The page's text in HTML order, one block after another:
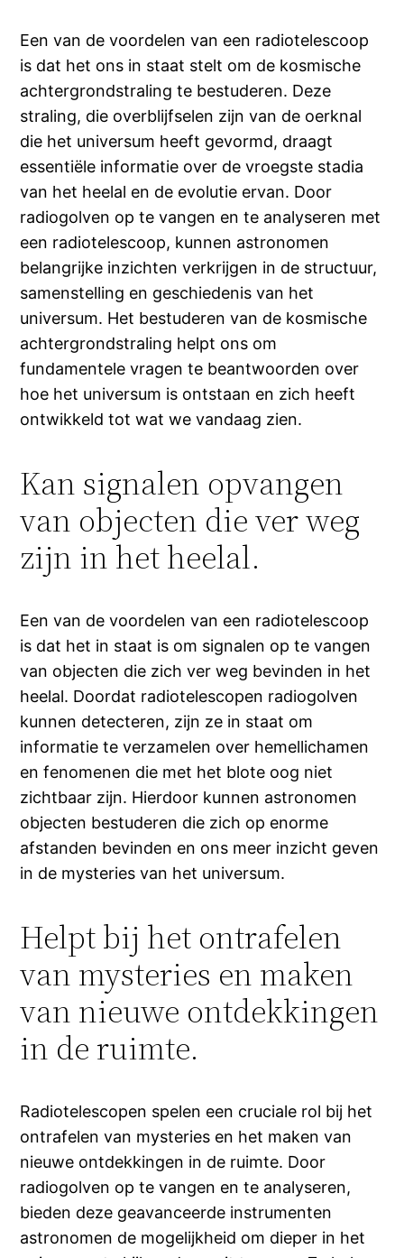
Een van de voordelen van een radiotelescoop
is dat het ons in staat stelt om de kosmische
achtergrondstraling te bestuderen. Deze
straling, die overblijfselen zijn van de oerknal
die het universum heeft gevormd, draagt
essentiële informatie over de vroegste stadia
van het heelal en de evolutie ervan. Door
radiogolven op te vangen en te analyseren met
een radiotelescoop, kunnen astronomen
belangrijke inzichten verkrijgen in de structuur,
samenstelling en geschiedenis van het
universum. Het bestuderen van de kosmische
achtergrondstraling helpt ons om
fundamentele vragen te beantwoorden over
hoe het universum is ontstaan en zich heeft
ontwikkeld tot wat we vandaag zien.
Kan signalen opvangen
van objecten die ver weg
zijn in het heelal.
Een van de voordelen van een radiotelescoop
is dat het in staat is om signalen op te vangen
van objecten die zich ver weg bevinden in het
heelal. Doordat radiotelescopen radiogolven
kunnen detecteren, zijn ze in staat om
informatie te verzamelen over hemellichamen
en fenomenen die met het blote oog niet
zichtbaar zijn. Hierdoor kunnen astronomen
objecten bestuderen die zich op enorme
afstanden bevinden en ons meer inzicht geven
in de mysteries van het universum.
Helpt bij het ontrafelen
van mysteries en maken
van nieuwe ontdekkingen
in de ruimte.
Radiotelescopen spelen een cruciale rol bij het
ontrafelen van mysteries en het maken van
nieuwe ontdekkingen in de ruimte. Door
radiogolven op te vangen en te analyseren,
bieden deze geavanceerde instrumenten
astronomen de mogelijkheid om dieper in het